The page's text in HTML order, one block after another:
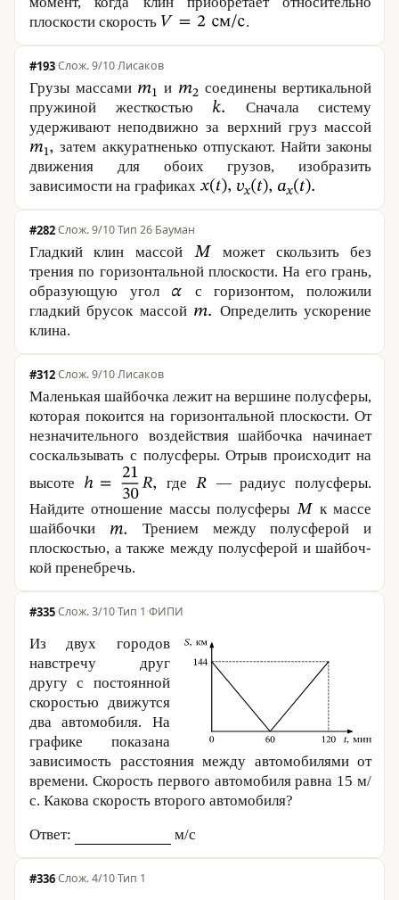
плоскости скорость
.
#193· 9/10·Лисаков
Грузы массами и
соединены вертикальной
пружиной жесткостью
Сначала систему
удерживают неподвижно за верхний груз массой
затем аккуратненько отпускают. Найти законы
движения для обоих грузов, изобразить
зависимости на графиках
#282· 9/10·Тип 26·Бауман
Гладкий клин массой
может скользить без
трения по горизонтальной плоскости. На его грань,
образующую угол
с горизонтом, положили
гладкий брусок массой
Определить ускорение
клина.
#312· 9/10·Лисаков
Маленькая шайбочка лежит на вершине полусферы,
которая покоится на горизонтальной плоскости. От
незначительного воздействия шайбочка начинает
соскальзывать с полусферы. Отрыв происходит на
высоте
где
— радиус полусферы.
Найдите отношение массы полусферы
к массе
шайбочки
Трением между полусферой и
плоскостью, а также между полусферой и шай­боч­
кой пре­не­бречь.
#335· 3/10·Тип 1·ФИПИ
Из двух городов
навстречу друг
другу с постоянной
скоростью движутся
два автомобиля. На
графике показана
зависимость расстояния между автомобилями от
времени. Скорость первого автомобиля равна 15 м/
с. Какова скорость второго авто­мо­би­ля?
Ответ: м/с
#336· 4/10·Тип 1